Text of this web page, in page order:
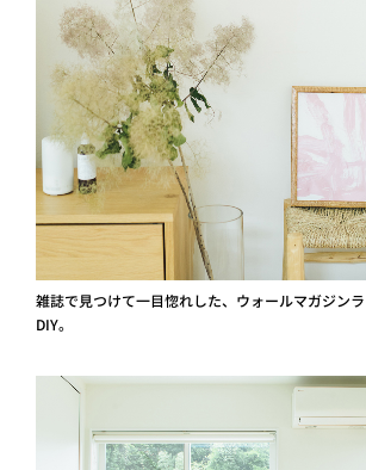
雑誌で見つけて一目惚れした、ウォールマガジン
DIY。